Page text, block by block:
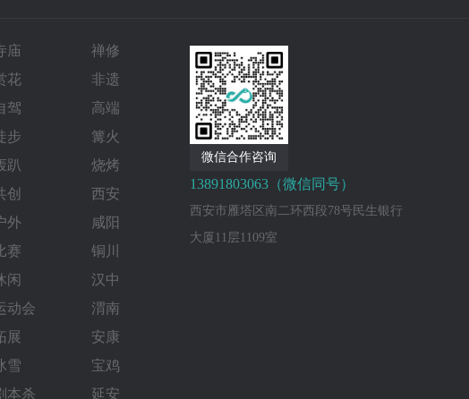
庙
花
驾
步
趴
创
外
赛
闲
动会
展
雪
本杀
禅修
非遗
高端
篝火
烧烤
西安
咸阳
铜川
汉中
渭南
安康
宝鸡
延安
微信合作咨询
13891803063（微信同号）
西安市雁塔区南二环西段78号民生银行
大厦11层1109室